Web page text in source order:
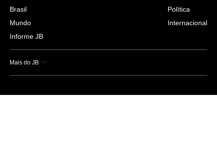
Brasil
Mundo
Informe JB
Política
Internacional
Mais do JB
Esportes